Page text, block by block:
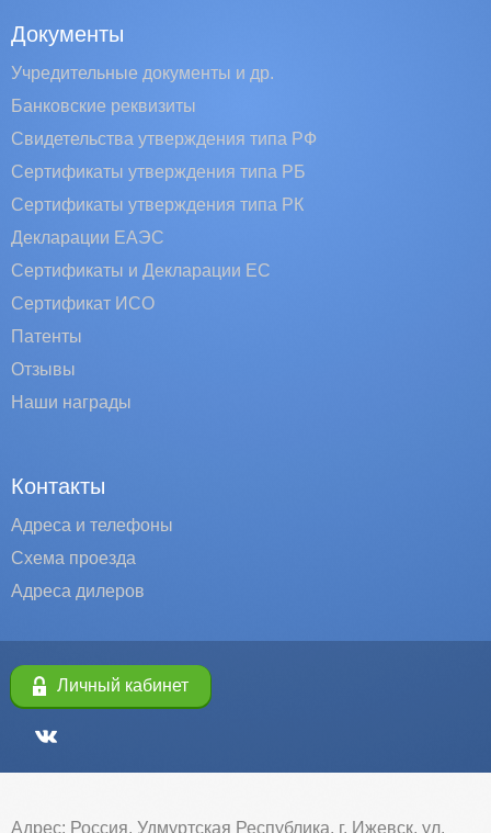
Документы
Учредительные документы и др.
Банковские реквизиты
Свидетельства утверждения типа РФ
Сертификаты утверждения типа РБ
Сертификаты утверждения типа РК
Декларации ЕАЭС
Сертификаты и Декларации EC
Сертификат ИСО
Патенты
Отзывы
Наши награды
Контакты
Адреса и телефоны
Схема проезда
Адреса дилеров
Личный кабинет
Адрес: Россия, Удмуртская Республика, г. Ижевск, ул.